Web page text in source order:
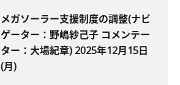
メガソーラー支援制度の調整(ナビ
ゲーター：野嶋紗己子 コメンテー
ター：大場紀章) 2025年12月15日
(月)